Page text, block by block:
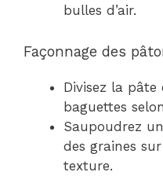
bulles d’air.
Façonnage des
Divisez la
baguettes
Saupoudrez
des graines
texture.